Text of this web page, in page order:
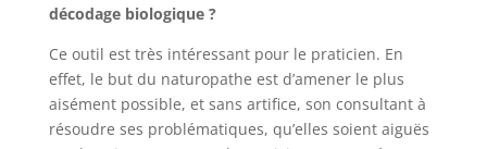
décodage biologique ?
Ce outil est très intéressant pour le praticien. En
effet, le but du naturopathe est d’amener le plus
aisément possible, et sans artifice, son consultant à
résoudre ses problématiques, qu’elles soient aiguës